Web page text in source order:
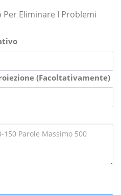
Eliminare I Problemi
(Facoltativamente)